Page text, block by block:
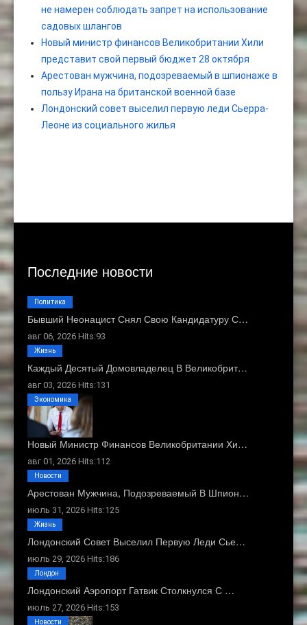
не намерен соблюдать запрет на использование
садовых шлангов
Новый министр финансов Великобритании Хили
представит свой первый бюджет 28 октября
Арестован мужчина, подозреваемый в шпионаже в
пользу Ирана на британской военной базе
Лондонский совет выселил первую леди Сьерра-
Леоне из социального жилья
Последние новости
Бывший Неонацист Снял Свою Кандидатуру С…
авг 06, 2026 Hits:93
Политика
Каждый Десятый Домовладелец В Великобрит…
авг 03, 2026 Hits:131
Жизнь
Новый Министр Финансов Великобритании Хи…
авг 01, 2026 Hits:112
Экономика
Арестован Мужчина, Подозреваемый В Шпион…
июль 31, 2026 Hits:125
Новости
Лондонский Совет Выселил Первую Леди Сье…
июль 29, 2026 Hits:186
Жизнь
Лондонский Аэропорт Гатвик Столкнулся С …
июль 27, 2026 Hits:153
Лондон
Новости